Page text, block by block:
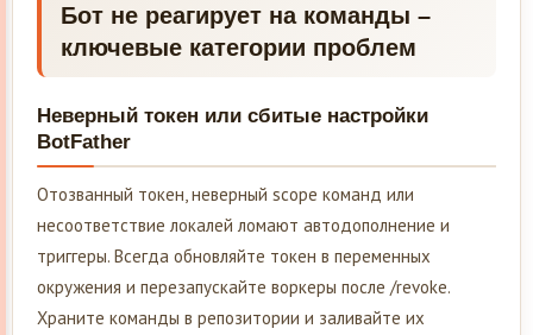
Бот не реагирует на команды –
ключевые категории проблем
Неверный токен или сбитые настройки
BotFather
Отозванный токен, неверный scope команд или
несоответствие локалей ломают автодополнение и
триггеры. Всегда обновляйте токен в переменных
окружения и перезапускайте воркеры после /revoke.
Храните команды в репозитории и заливайте их